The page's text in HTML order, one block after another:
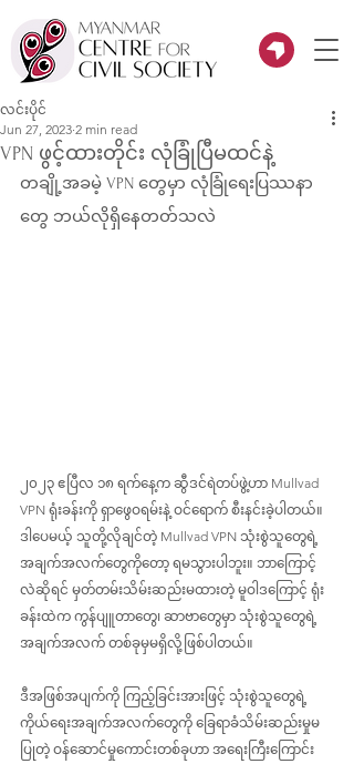
VPN ဖွင့်ထားတိုင်း လုံခြုံပြီမထင်နဲ့
လင်းပိုင်
Jun 27, 2023 2 min read
တချို့အခမဲ့ VPN တွေမှာ လုံခြုံရေးပြဿနာ
တွေ ဘယ်လိုရှိနေတတ်သလဲ
၂၀၂၃ ဧပြီလ ၁၈ ရက်နေ့က ဆွီဒင်ရဲတပ်ဖွဲ့ဟာ Mullvad
VPN ရုံးခန်းကို ရှာဖွေဝရမ်းနဲ့ ဝင်ရောက် စီးနင်းခဲ့ပါတယ်။
ဒါပေမယ့် သူတို့လိုချင်တဲ့ Mullvad VPN သုံးစွဲသူတွေရဲ့
အချက်အလက်တွေကိုတော့ ရမသွားပါဘူး။ ဘာကြောင့်
လဲဆိုရင် မှတ်တမ်းသိမ်းဆည်းမထားတဲ့ မူဝါဒကြောင့် ရုံး
ခန်းထဲက ကွန်ပျူတာတွေ၊ ဆာဗာတွေမှာ သုံးစွဲသူတွေရဲ့
အချက်အလက် တစ်ခုမှမရှိလို့ဖြစ်ပါတယ်။
ဒီအဖြစ်အပျက်ကို ကြည့်ခြင်းအားဖြင့် သုံးစွဲသူတွေရဲ့
ကိုယ်ရေးအချက်အလက်တွေကို ခြေရာခံသိမ်းဆည်းမှုမ
ပြုတဲ့ ဝန်ဆောင်မှုကောင်းတစ်ခုဟာ အရေးကြီးကြောင်း